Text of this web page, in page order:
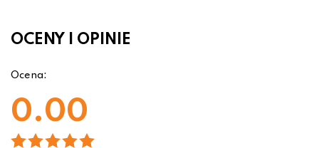
OCENY I OPINIE
Ocena:
0.00